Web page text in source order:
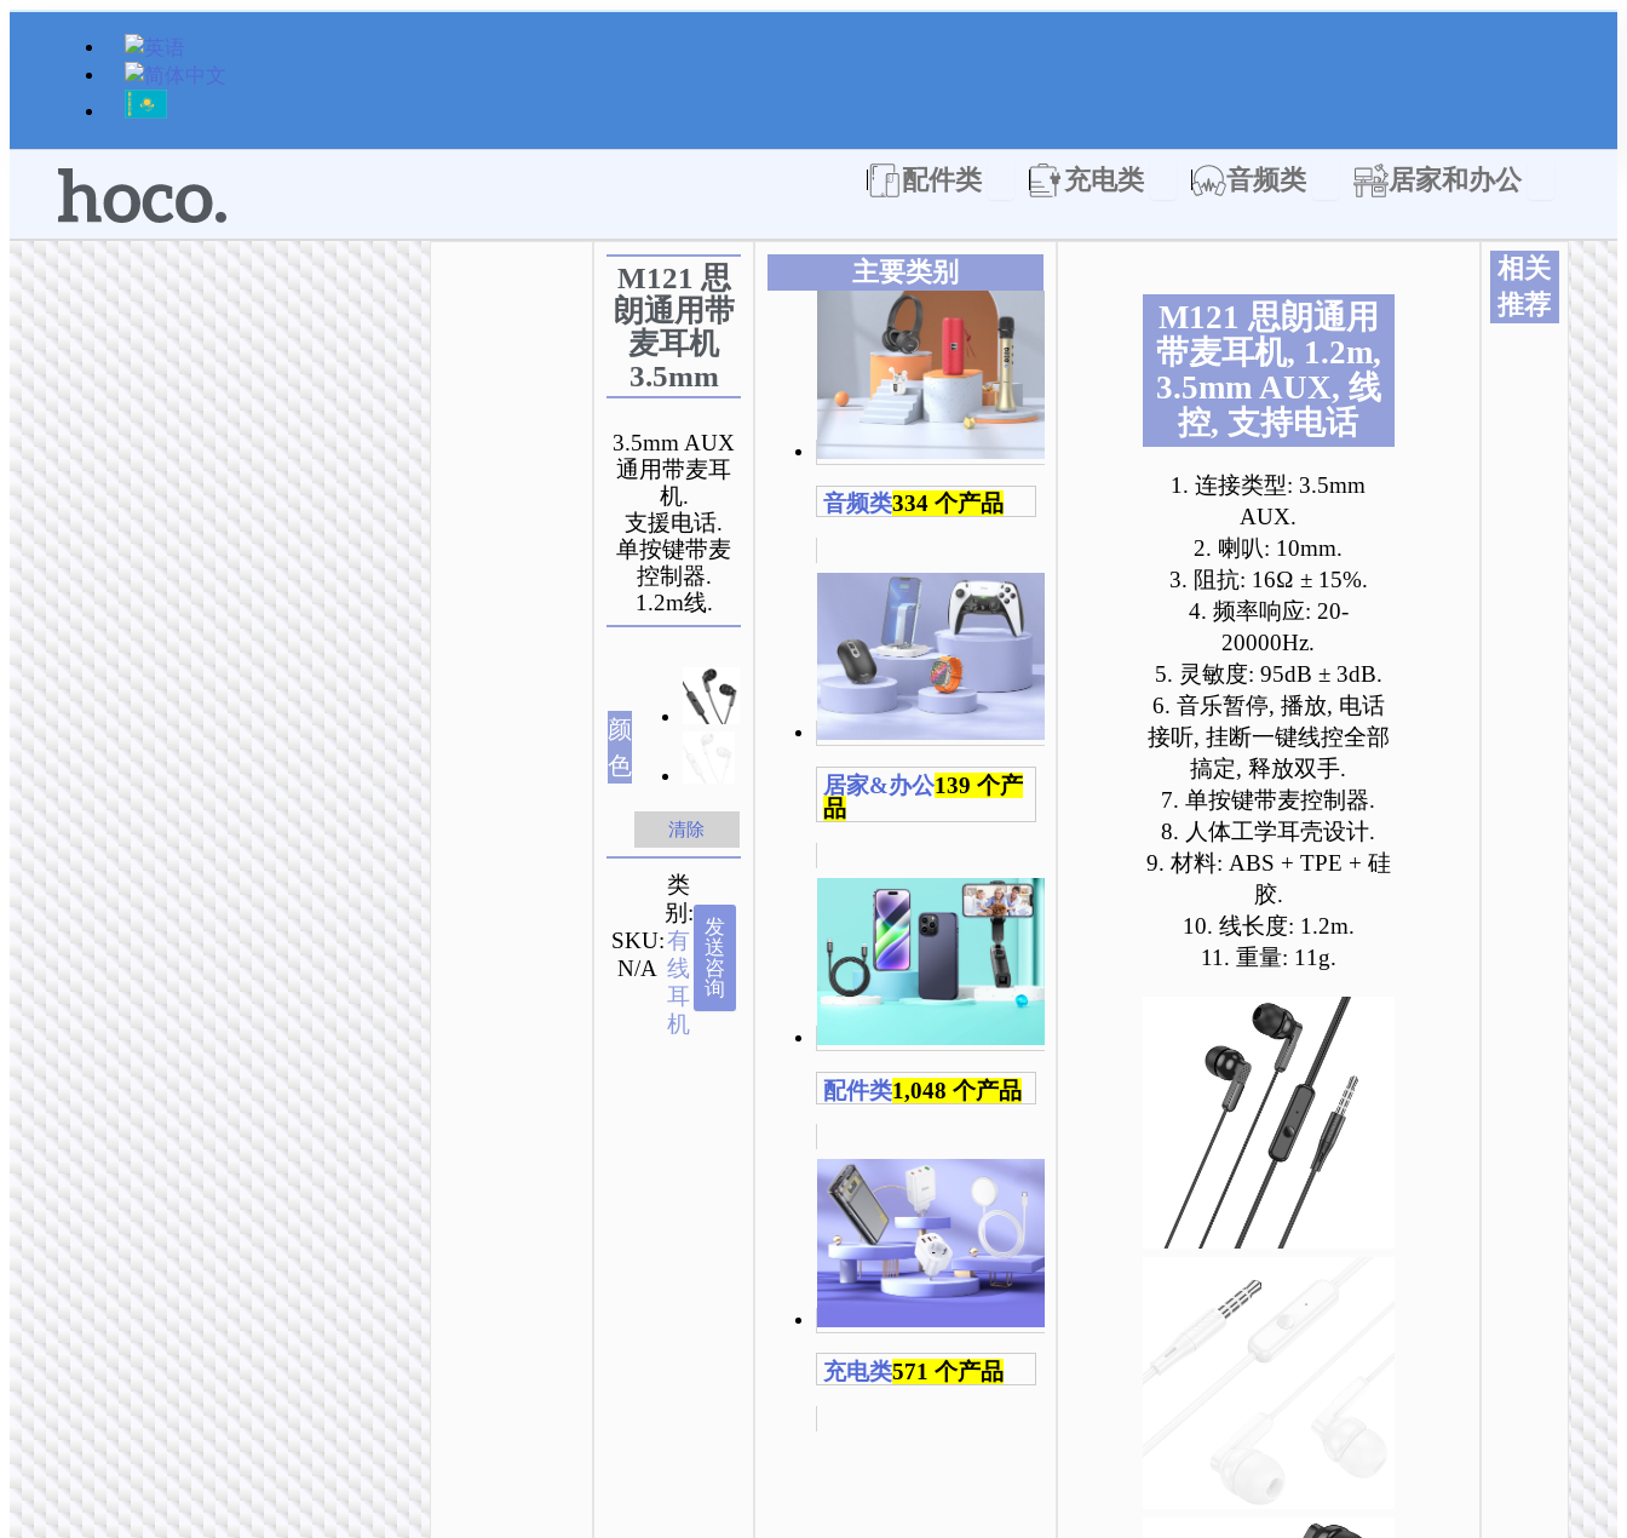
跳
配件类 Open 配件类充电类 Open 充电类音频类 Open 音频类居家和办公
M121 思
朗通用带
麦耳机
3.5mm
3.5mm AUX
通用带麦耳
机.
支援电话.
单按键带麦
控制器.
1.2m线.
颜
色
清除
SKU:
N/A
类
别:
有
线
耳
机
发
送
咨
询
主要类别
音频类334 个产品
居家&办公139 个产
品
配件类1,048 个产品
充电类571 个产品
M121 思朗通用
带麦耳机, 1.2m,
3.5mm AUX, 线
控, 支持电话
1. 连接类型: 3.5mm
AUX.
2. 喇叭: 10mm.
3. 阻抗: 16Ω ± 15%.
4. 频率响应: 20-
20000Hz.
5. 灵敏度: 95dB ± 3dB.
6. 音乐暂停, 播放, 电话
接听, 挂断一键线控全部
搞定, 释放双手.
7. 单按键带麦控制器.
8. 人体工学耳壳设计.
9. 材料: ABS + TPE + 硅
胶.
10. 线长度: 1.2m.
11. 重量: 11g.
相关
推荐
有线耳
W112
头戴式
务耳机
本
产
品
有
多
种
变
体
可
在
产
品
页
面
上
选
择
这
些
选
项
有线耳
W110
头戴式
戏耳机
本
产
品
有
多
种
变
体
可
在
产
品
页
面
上
选
择
这
些
选
项
无线耳
本
产
品
有
多
种
变
体
可
在
产
品
页
面
上
选
择
这
些
选
项
本
产
品
有
多
种
变
体
可
在
产
品
页
面
上
选
择
这
些
选
项
本
产
品
有
多
种
变
体
可
在
产
品
页
面
上
选
择
这
些
选
项
本
产
品
有
多
种
变
体
可
在
产
品
页
面
上
选
择
这
些
选
项